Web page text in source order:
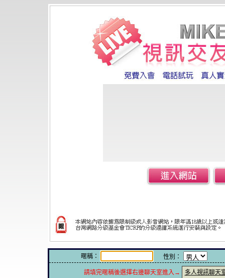
暱稱： 性別：
請填完暱稱後選擇右邊聊天室進入→ 多人視訊聊天